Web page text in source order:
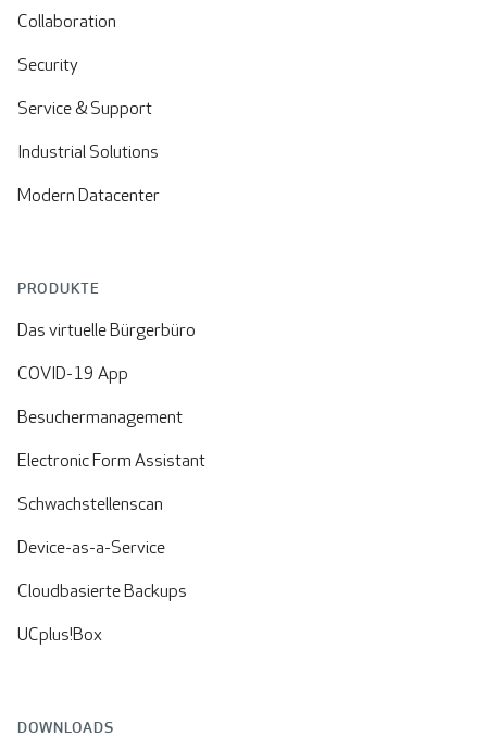
Collaboration
Security
Service & Support
Industrial Solutions
Modern Datacenter
PRODUKTE
Das virtuelle Bürgerbüro
COVID-19 App
Besuchermanagement
Electronic Form Assistant
Schwachstellenscan
Device-as-a-Service
Cloudbasierte Backups
UCplus!Box
DOWNLOADS